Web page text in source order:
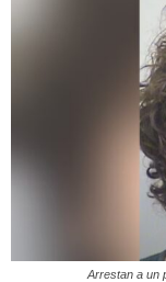
Arrestan a un